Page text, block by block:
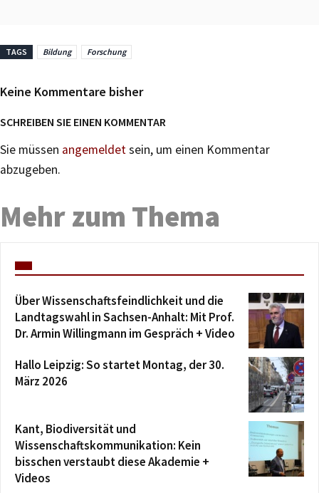
TAGS Bildung Forschung
Keine Kommentare bisher
SCHREIBEN SIE EINEN KOMMENTAR
Sie müssen angemeldetsein, um einen Kommentar
abzugeben.
Mehr zum Thema
Über Wissenschaftsfeindlichkeit und die
Landtagswahl in Sachsen-Anhalt: Mit Prof.
Dr. Armin Willingmann im Gespräch + Video
Hallo Leipzig: So startet Montag, der 30.
März 2026
Kant, Biodiversität und
Wissenschaftskommunikation: Kein
bisschen verstaubt diese Akademie +
Videos